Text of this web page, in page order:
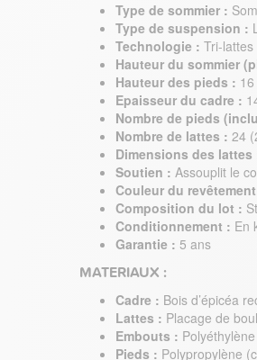
Type de sommier :
Type de suspension :
Technologie : Tri-lattes
Hauteur du sommier
Hauteur des pieds :
Epaisseur du cadre :
Nombre de pieds
Nombre de lattes : 24
Dimensions des lattes
Soutien : Assouplit le
Couleur du
Composition du lot :
Conditionnement : En
Garantie : 5 ans
MATERIAUX :
Cadre : Bois d’épicéa
Lattes : Placage de
Embouts :
Pieds : Polypropylène